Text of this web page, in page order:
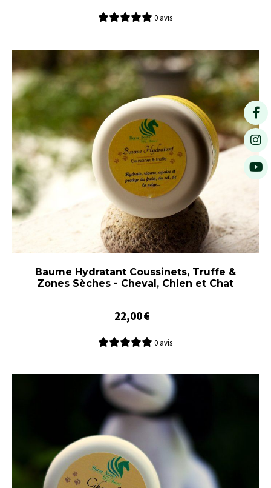
0 avis
Baume Hydratant Coussinets, Truffe &
Zones Sèches - Cheval, Chien et Chat
22,00€
0 avis